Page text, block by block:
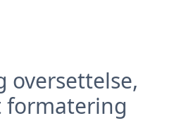
oversettelse,
formatering